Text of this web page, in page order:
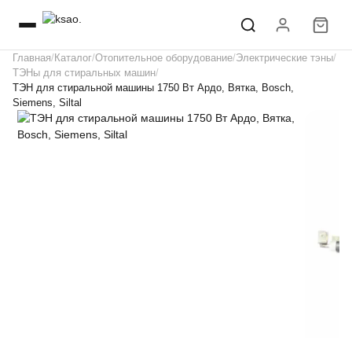
Главная Каталог Отопительное оборудование Электрические тэны
ТЭНы для стиральных машин
ТЭН для стиральной машины 1750 Вт Ардо, Вятка, Bosch,
Siemens, Siltal